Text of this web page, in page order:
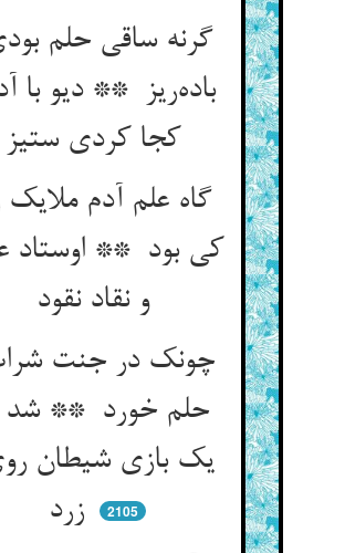
گرنه ساقی حلم
باده‌ریز ** دیو با
گاه علم آدم ملایک
کی بود ** اوستاد
و نقاد نقود
چونک در جنت
حلم خورد ** شد
یک بازی شیطان
2105